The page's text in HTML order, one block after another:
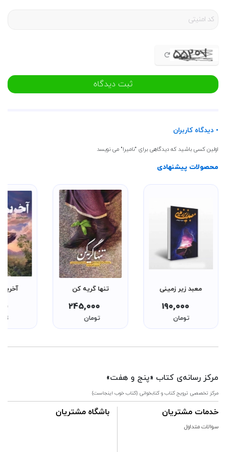
ثبت دیدگاه
• دیدگاه کاربران
اولین کسی باشید که دیدگاهی برای "نامیرا" می نویسد
محصولات پیشنهادی
معبد زیر زمینی
190,000
تومان
تنها گریه کن
245,000
تومان
مرکز رسانه‌ی کتاب «پنج و هفت»
مرکز تخصصی ترویج کتاب و کتابخوانی {کتاب خوب اینجاست}
خدمات مشتریان
سوالات متداول
باشگاه مشتریان